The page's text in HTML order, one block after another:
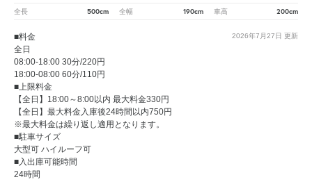
全長 500cm 全幅 190cm 車高 200cm
2026年7月27日 更新
■料金
全日
08:00-18:00 30分/220円
18:00-08:00 60分/110円
■上限料金
【全日】18:00～8:00以内 最大料金330円
【全日】最大料金入庫後24時間以内750円
※最大料金は繰り返し適用となります。
■駐車サイズ
大型可 ハイルーフ可
■入出庫可能時間
24時間